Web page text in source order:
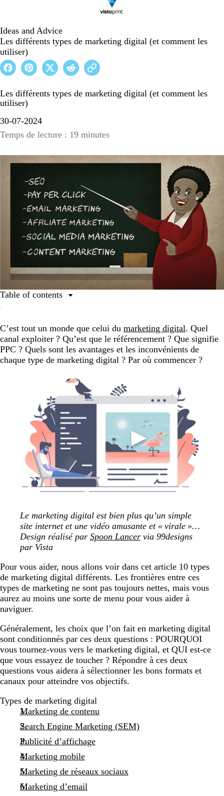
Ideas and Advice
Les différents types de marketing digital (et comment les
utiliser)
Les différents types de marketing digital (et comment les
utiliser)
30-07-2024
Temps de lecture : 19 minutes
C’est tout un monde que celui du marketing digital. Quel
canal exploiter ? Qu’est que le référencement ? Que signifie
PPC ? Quels sont les avantages et les inconvénients de
chaque type de marketing digital ? Par où commencer ?
Le marketing digital est bien plus qu’un simple
site internet et une vidéo amusante et « virale »…
Design réalisé par Spoon Lancer via 99designs
par Vista
Pour vous aider, nous allons voir dans cet article 10 types
de marketing digital différents. Les frontières entre ces
types de marketing ne sont pas toujours nettes, mais vous
aurez au moins une sorte de menu pour vous aider à
naviguer.
Généralement, les choix que l’on fait en marketing digital
sont conditionnés par ces deux questions : POURQUOI
vous tournez-vous vers le marketing digital, et QUI est-ce
que vous essayez de toucher ? Répondre à ces deux
questions vous aidera à sélectionner les bons formats et
canaux pour atteindre vos objectifs.
Types de marketing digital
Marketing de contenu
Search Engine Marketing (SEM)
Publicité d’affichage
Marketing mobile
Marketing de réseaux sociaux
Marketing d’email
Table of contents